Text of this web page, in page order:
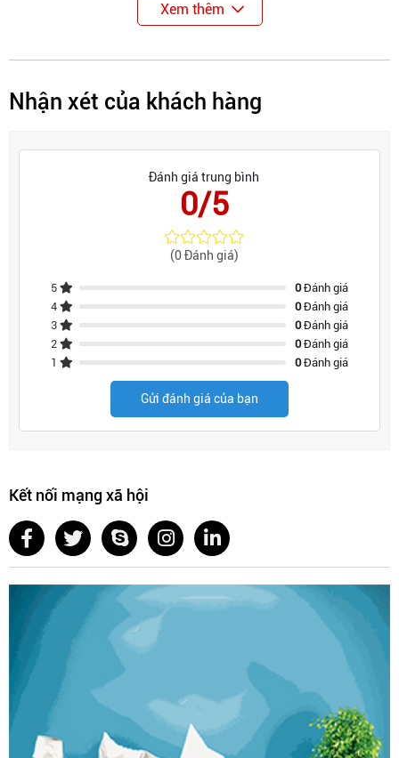
Xem thêm
Nhận xét của khách hàng
Đánh giá trung bình
0/5
(0 Đánh giá)
5 0Đánh giá
4
0Đánh giá
3
0Đánh giá
2
0Đánh giá
1
0Đánh giá
Gửi đánh giá của bạn
Kết nối mạng xã hội